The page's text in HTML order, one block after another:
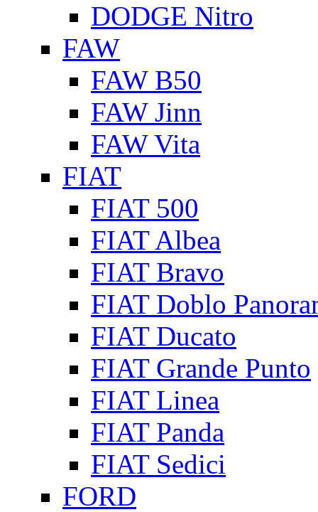
DODGE Nitro
FAW
FAW B50
FAW Jinn
FAW Vita
FIAT
FIAT 500
FIAT Albea
FIAT Bravo
FIAT Doblo
FIAT Ducato
FIAT Grande Punto
FIAT Linea
FIAT Panda
FIAT Sedici
FORD